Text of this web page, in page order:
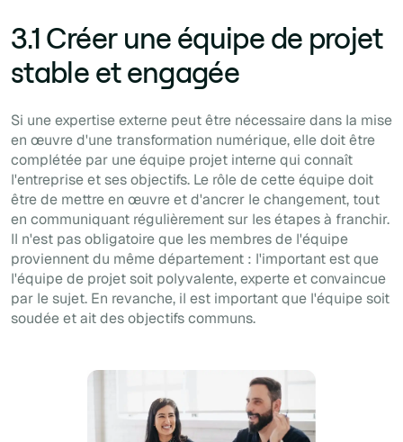
3.1 Créer une équipe de projet
stable et engagée
Si une expertise externe peut être nécessaire dans la mise
en œuvre d'une transformation numérique, elle doit être
complétée par une équipe projet interne qui connaît
l'entreprise et ses objectifs. Le rôle de cette équipe doit
être de mettre en œuvre et d'ancrer le changement, tout
en communiquant régulièrement sur les étapes à franchir.
Il n'est pas obligatoire que les membres de l'équipe
proviennent du même département : l'important est que
l'équipe de projet soit polyvalente, experte et convaincue
par le sujet. En revanche, il est important que l'équipe soit
soudée et ait des objectifs communs.